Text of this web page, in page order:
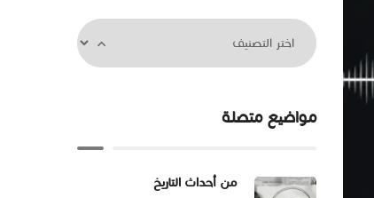
مواضيع متصلة
من أحداث التاريخ